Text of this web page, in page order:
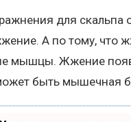
для
А по тому, что
мышцы. Жжение
быть мышечная